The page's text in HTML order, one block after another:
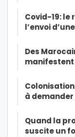
Covid-19: le
l’envoi
Des
à
Quand la
suscite un